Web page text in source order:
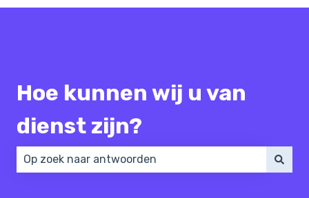
Hoe kunnen wij u van
dienst zijn?